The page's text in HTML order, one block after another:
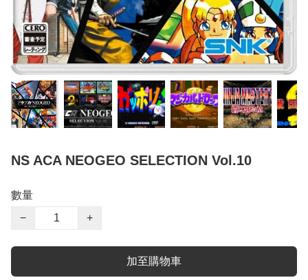
NS ACA NEOGEO SELECTION Vol.10
數量
−
+
加至購物車